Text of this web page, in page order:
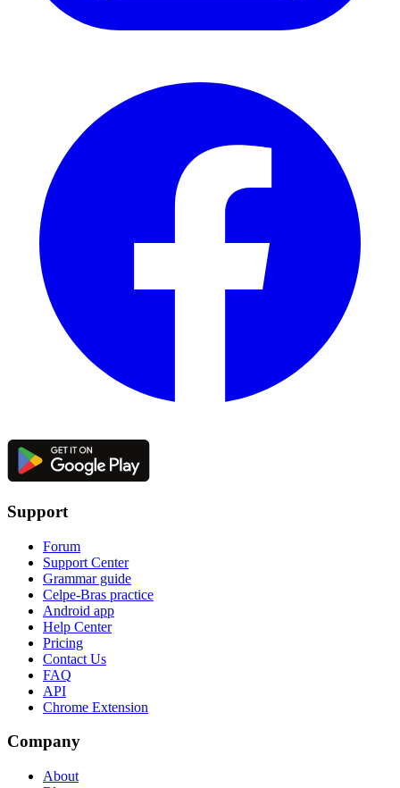
Support
Forum
Support Center
Grammar guide
Celpe-Bras practice
Android app
Help Center
Pricing
Contact Us
FAQ
API
Chrome Extension
Company
About